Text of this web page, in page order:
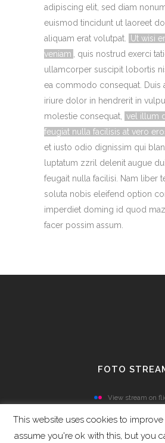
adipiscing elit, sed diam
euismod tincidunt ut laoreet
aliquam erat volutpat.
Ut wisi
veniam
, quis nostrud exerci
ullamcorper suscipit lobortis
ea commodo consequat. Duis
iriure dolor in hendrerit in
molestie consequat,
vel illum
feugiat nulla facilisis at vero
et iusto odio dignissim qui
luptatum zzril delenit augue
feugait nulla facilisi. Nam liber
soluta nobis eleifend option
imperdiet doming id quod
facer possim assum.
FOTO
View stream on
This website uses cookies to
assume you're ok with this, but you